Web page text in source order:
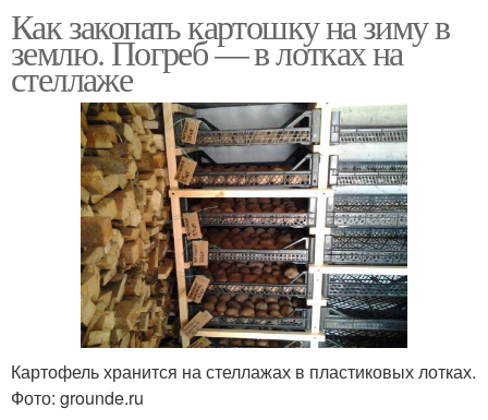
Как закопать картошку на зиму в
землю. Погреб — в лотках на
стеллаже
Картофель хранится на стеллажах в пластиковых лотках.
Фото: grounde.ru